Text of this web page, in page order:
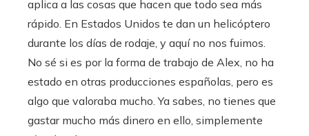
aplica a las cosas que hacen que todo sea más
rápido. En Estados Unidos te dan un helicóptero
durante los días de rodaje, y aquí no nos fuimos.
No sé si es por la forma de trabajo de Alex, no ha
estado en otras producciones españolas, pero es
algo que valoraba mucho. Ya sabes, no tienes que
gastar mucho más dinero en ello, simplemente